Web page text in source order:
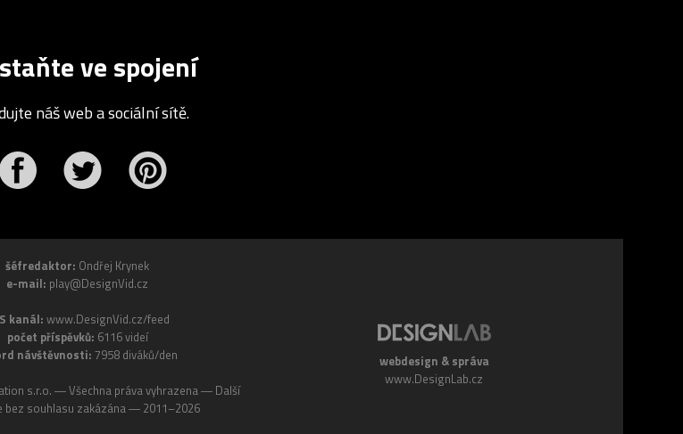
ve spojení
náš web a sociální sítě.
šéfredaktor: Ondřej Krynek
e-mail: play@DesignVid.cz
kanál: www.DesignVid.cz/feed
počet příspěvků: 6116 videí
návštěvnosti:7958 diváků/den
s.r.o. ― Všechna práva vyhrazena ― Další
bez souhlasu zakázána ― 2011–2026
webdesign & správa
www.DesignLab.cz